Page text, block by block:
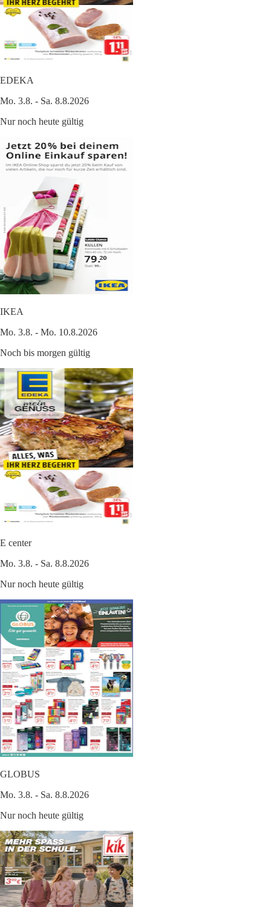
EDEKA
Mo. 3.8. - Sa. 8.8.2026
Nur noch heute gültig
IKEA
Mo. 3.8. - Mo. 10.8.2026
Noch bis morgen gültig
E center
Mo. 3.8. - Sa. 8.8.2026
Nur noch heute gültig
GLOBUS
Mo. 3.8. - Sa. 8.8.2026
Nur noch heute gültig